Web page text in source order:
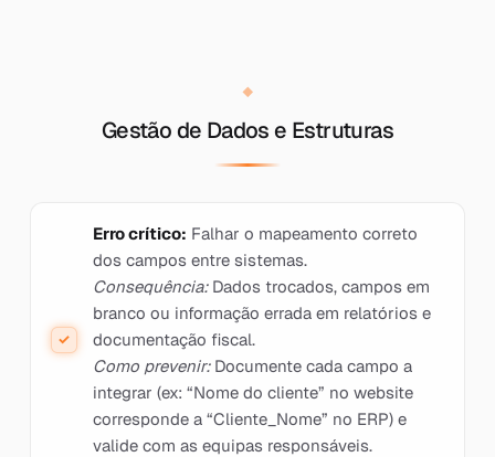
Gestão de Dados e Estruturas
Erro crítico: Falhar o mapeamento correto
dos campos entre sistemas.
Consequência:Dados trocados, campos em
branco ou informação errada em relatórios e
documentação fiscal.
Como prevenir:Documente cada campo a
integrar (ex: “Nome do cliente” no website
corresponde a “Cliente_Nome” no ERP) e
valide com as equipas responsáveis.